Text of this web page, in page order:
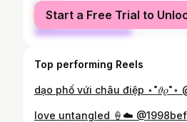
female
male
Start a Free Trial to
Top performing Reels
dạo phố vứi châu điệp ⋆˚𝜗𝜚˚⋆
love untangled 🍦☁️